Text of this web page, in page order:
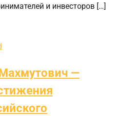
и инвесторов […]
—